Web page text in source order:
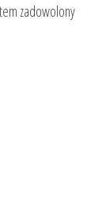
zadowolony